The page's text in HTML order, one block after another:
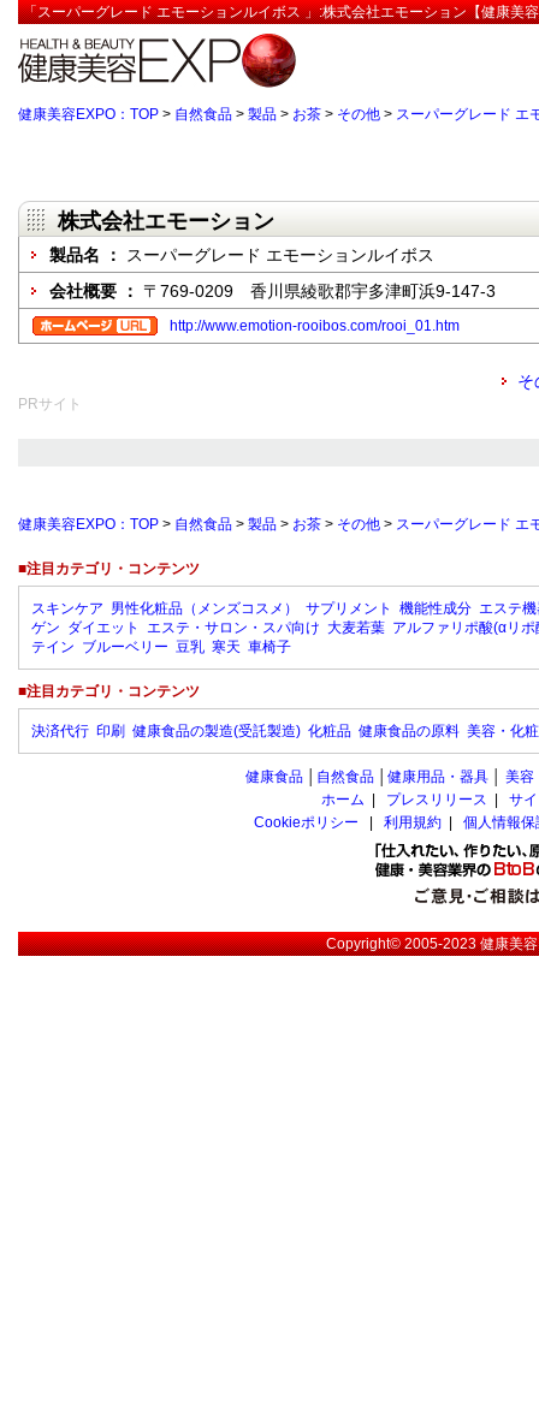
「スーパーグレード エモーションルイボス 」:株式会社エモーション【健康美
健康美容EXPO：TOP > 自然食品 > 製品 > お茶 > その他 > スーパーグレード エ
株式会社エモーション
製品名 ：
スーパーグレード エモーションルイボス
会社概要 ： 〒769-0209 香川県綾歌郡宇多津町浜9-147-3
http://www.emotion-rooibos.com/rooi_01.htm
そ
PRサイト
健康美容EXPO：TOP > 自然食品 > 製品 > お茶 > その他 > スーパーグレード エ
■注目カテゴリ・コンテンツ
スキンケア 男性化粧品（メンズコスメ） サプリメント 機能性成分 エステ
ゲン ダイエット エステ・サロン・スパ向け 大麦若葉 アルファリポ酸(αリポ
テイン ブルーベリー 豆乳 寒天 車椅子
■注目カテゴリ・コンテンツ
決済代行 印刷 健康食品の製造(受託製造) 化粧品 健康食品の原料 美容・化
健康食品 自然食品 健康用品・器具 美容
ホーム
プレスリリース
サ
Cookieポリシー
利用規約 個人情報
Copyright© 2005-2023健康美